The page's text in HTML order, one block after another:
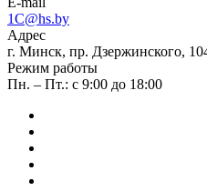
1C@hs.by
Адрес
г. Минск, пр. Дзержинского,
Режим работы
Пн. – Пт.: с 9:00 до 18:00